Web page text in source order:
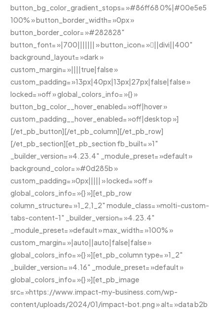
button_bg_color_gradient_stops= »#86ff68 0%|#00e5e5
100% » button_border_width= »0px »
button_border_color= »#282828″
button_font= »|700||||||| » button_icon= »||divi||400″
background_layout= »dark »
custom_margin= »||||true|false »
custom_padding= »13px|40px|13px|27px|false|false »
locked= »off » global_colors_info= »{} »
button_bg_color__hover_enabled= »off|hover »
custom_padding__hover_enabled= »off|desktop »]
[/et_pb_button][/et_pb_column][/et_pb_row]
[/et_pb_section][et_pb_section fb_built= »1″
_builder_version= »4.23.4″ _module_preset= »default »
background_color= »#0d285b »
custom_padding= »0px||||| » locked= »off »
global_colors_info= »{} »][et_pb_row
column_structure= »1_2,1_2″ module_class= »molti-custom-
tabs-content-1″ _builder_version= »4.23.4″
_module_preset= »default » max_width= »100% »
custom_margin= »|auto||auto|false|false »
global_colors_info= »{} »][et_pb_column type= »1_2″
_builder_version= »4.16″ _module_preset= »default »
global_colors_info= »{} »][et_pb_image
src= »https://www.impact-my-business.com/wp-
content/uploads/2024/01/impact-bot.png » alt= »data b2b